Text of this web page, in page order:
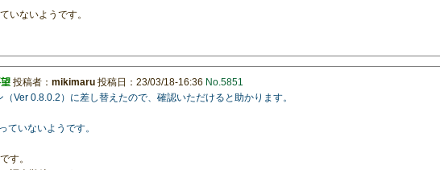
いないようです。
投稿者：mikimaru 投稿日：23/03/18-16:36 No.5851
Ver 0.8.0.2）に差し替えたので、確認いただけると助かります。
ていないようです。
す。